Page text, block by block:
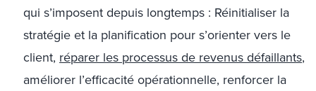
qui s’imposent depuis longtemps : Réinitialiser la
stratégie et la planification pour s’orienter vers le
client, réparer les processus de revenus défaillants,
améliorer l’efficacité opérationnelle, renforcer la